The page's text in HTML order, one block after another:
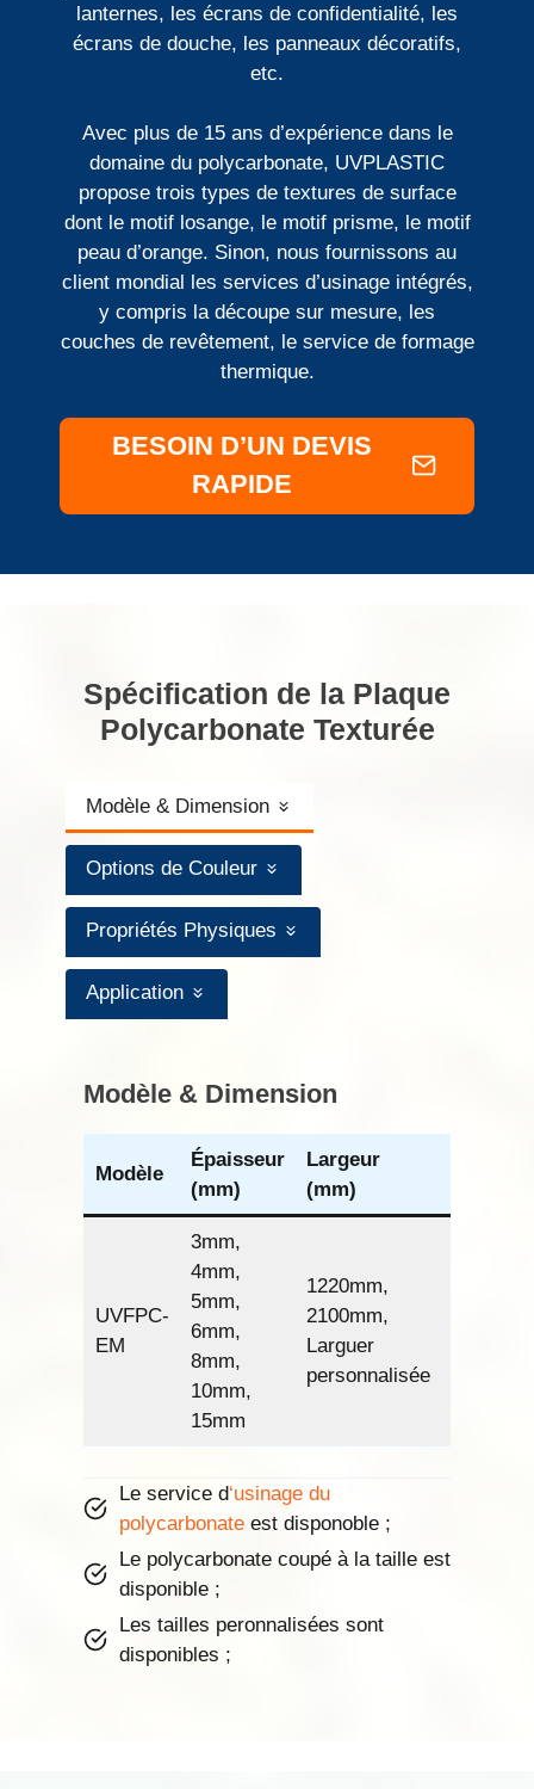
lanternes, les écrans de confidentialité, les
écrans de douche, les panneaux décoratifs,
etc.
Avec plus de 15 ans d’expérience dans le
domaine du polycarbonate, UVPLASTIC
propose trois types de textures de surface
dont le motif losange, le motif prisme, le motif
peau d’orange. Sinon, nous fournissons au
client mondial les services d’usinage intégrés,
y compris la découpe sur mesure, les
couches de revêtement, le service de formage
thermique.
BESOIN D’UN DEVIS
RAPIDE
Spécification de la Plaque
Polycarbonate Texturée
Modèle & Dimension
Options de Couleur
Propriétés Physiques
Application
Modèle & Dimension
Modèle
Épaisseur
(mm)
Largeur
(mm)
UVFPC-
EM
3mm,
4mm,
5mm,
6mm,
8mm,
10mm,
15mm
1220mm,
2100mm,
Larguer
personnalisée
Le service d‘usinage du
polycarbonate est disponoble ;
Le polycarbonate coupé à la taille est
disponible ;
Les tailles peronnalisées sont
disponibles ;